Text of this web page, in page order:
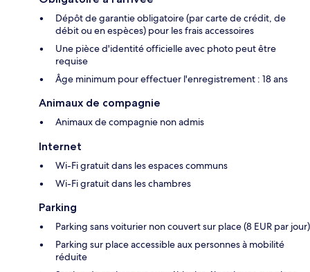
Dépôt de garantie obligatoire (par carte de crédit, de
débit ou en espèces) pour les frais accessoires
Une pièce d'identité officielle avec photo peut être
requise
Âge minimum pour effectuer l'enregistrement : 18 ans
Animaux de compagnie
Animaux de compagnie non admis
Internet
Wi-Fi gratuit dans les espaces communs
Wi-Fi gratuit dans les chambres
Parking
Parking sans voiturier non couvert sur place (8 EUR par jour)
Parking sur place accessible aux personnes à mobilité
réduite